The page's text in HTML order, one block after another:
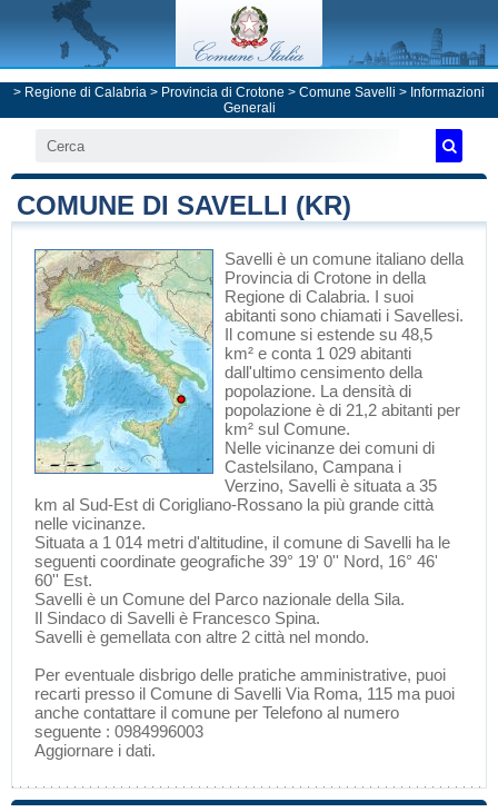
> Regione di Calabria > Provincia di Crotone > Comune Savelli > Informazioni
Generali
COMUNE DI SAVELLI (KR)
Savelli è un comune italiano della
Provincia di Crotone in della
Regione di Calabria. I suoi
abitanti sono chiamati i Savellesi.
Il comune si estende su 48,5
km² e conta 1 029 abitanti
dall'ultimo censimento della
popolazione. La densità di
popolazione è di 21,2 abitanti per
km² sul Comune.
Nelle vicinanze dei comuni di
Castelsilano, Campana i
Verzino, Savelli è situata a 35
km al Sud-Est di Corigliano-Rossano la più grande città
nelle vicinanze.
Situata a 1 014 metri d'altitudine, il comune di Savelli ha le
seguenti coordinate geografiche 39° 19' 0'' Nord, 16° 46'
60'' Est.
Savelli è un Comune del Parco nazionale della Sila.
Il Sindaco di Savelli è Francesco Spina.
Savelli è gemellata con altre 2 città nel mondo.
Per eventuale disbrigo delle pratiche amministrative, puoi
recarti presso il Comune di Savelli Via Roma, 115 ma puoi
anche contattare il comune per Telefono al numero
seguente : 0984996003
Aggiornare i dati.